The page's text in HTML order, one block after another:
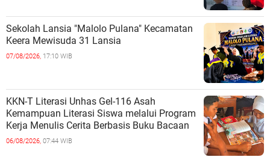
Sekolah Lansia "Malolo Pulana" Kecamatan
Keera Mewisuda 31 Lansia
07/08/2026, 17:10 WIB
KKN-T Literasi Unhas Gel-116 Asah
Kemampuan Literasi Siswa melalui Program
Kerja Menulis Cerita Berbasis Buku Bacaan
06/08/2026, 07:44 WIB